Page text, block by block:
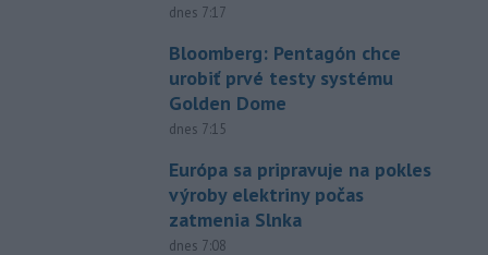
dnes 7:17
Bloomberg: Pentagón chce
urobiť prvé testy systému
Golden Dome
dnes 7:15
Európa sa pripravuje na pokles
výroby elektriny počas
zatmenia Slnka
dnes 7:08